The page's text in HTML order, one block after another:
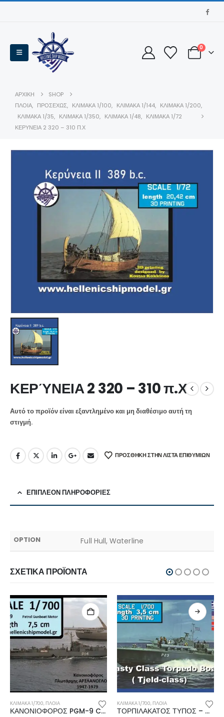
0
ΑΡΧΙΚΉ
SHOP
ΠΛΟΙΑ, ΠΡΟΣΕΧΏΣ, ΚΛΊΜΑΚΑ 1/100, ΚΛΊΜΑΚΑ 1/144, ΚΛΊΜΑΚΑ 1/200,
ΚΛΊΜΑΚΑ 1/35, ΚΛΊΜΑΚΑ 1/350, ΚΛΊΜΑΚΑ 1/48, ΚΛΊΜΑΚΑ 1/72
ΚΕΡΎΝΕΙΑ 2 320 – 310 Π.Χ
ΚΕΡΎΝΕΙΑ 2 320 – 310 π.Χ
Αυτό το προϊόν είναι εξαντλημένο και μη διαθέσιμο αυτή τη
στιγμή.
ΠΡΌΣΘΉΚΗ ΣΤΗΝ ΛΊΣΤΑ ΕΠΙΘΥΜΙΏΝ
ΕΠΙΠΛΈΟΝ ΠΛΗΡΟΦΟΡΊΕΣ
OPTION Full Hull, Waterline
ΣΧΕΤΙΚΆ ΠΡΟΪΌΝΤΑ
ΚΛΊΜΑΚΑ 1/700,ΠΛΟΙΑ
ΚΑΝΟΝΙΟΦΟΡΟΣ PGM-9 Class Motor Gunboat 1/700
ΚΛΊΜΑΚΑ 1/700,ΠΛΟΙΑ
ΤΟΡΠΙΛΑΚΑΤΟΣ ΤΥΠΟΣ – CLASS NASTY-TJELD 1/700 2 pieces